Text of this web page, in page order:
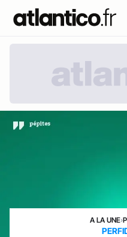
A LA UNE›